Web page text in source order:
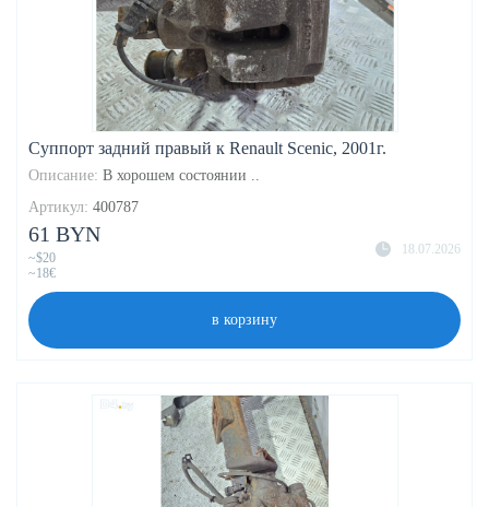
Суппорт задний правый к Renault Scenic, 2001г.
Описание: В хорошем состоянии ..
Артикул: 400787
18.07.2026
61 BYN
~$20
~18€
в корзину